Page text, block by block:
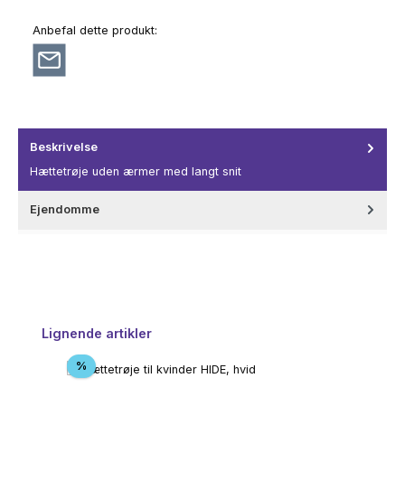
Anbefal dette produkt:
Beskrivelse
Hættetrøje uden ærmer med langt snit
Ejendomme
Spring produktgalleriet over
Lignende artikler
%Rabat